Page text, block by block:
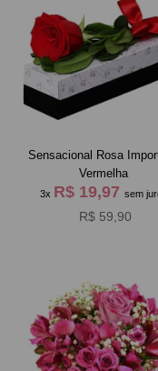
Sensacional Rosa
Vermelha
3x R$ 19,97 sem
R$ 59,90